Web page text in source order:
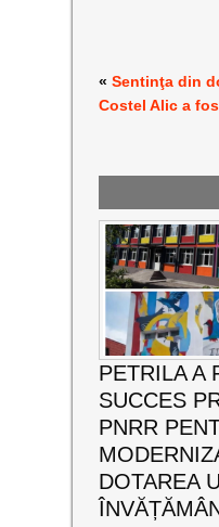
«Sentinţa din
Costel Alic a
PETRILA A
SUCCES
PNRR
DOTAREA